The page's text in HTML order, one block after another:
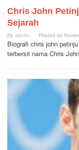
Chris John
Sejarah
By admin Posted on
Biografi chris john
terbersit nama Chris